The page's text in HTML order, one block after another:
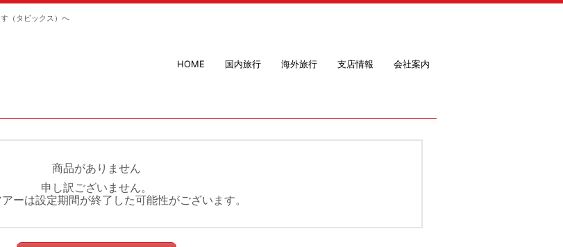
（タビックス）へ
HOME 国内旅行 海外旅行 支店情報 会社案内
商品がありません
申し訳ございません。
ーは設定期間が終了した可能性がございます。